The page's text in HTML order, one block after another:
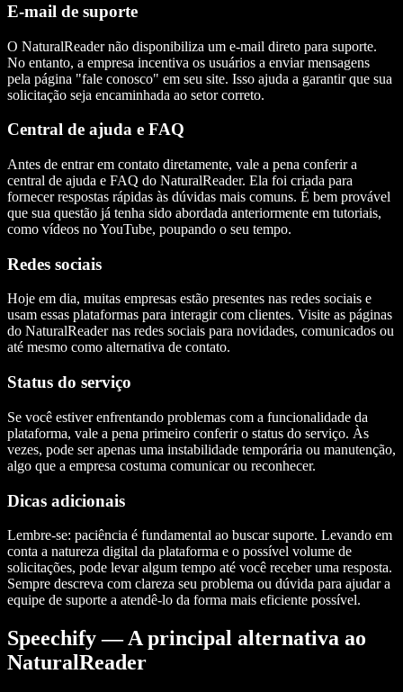
E-mail de suporte
O NaturalReader não disponibiliza um e-mail direto para suporte.
No entanto, a empresa incentiva os usuários a enviar mensagens
pela página "fale conosco" em seu site. Isso ajuda a garantir que sua
solicitação seja encaminhada ao setor correto.
Central de ajuda e FAQ
Antes de entrar em contato diretamente, vale a pena conferir a
central de ajuda e FAQ do NaturalReader. Ela foi criada para
fornecer respostas rápidas às dúvidas mais comuns. É bem provável
que sua questão já tenha sido abordada anteriormente em tutoriais,
como vídeos no YouTube, poupando o seu tempo.
Redes sociais
Hoje em dia, muitas empresas estão presentes nas redes sociais e
usam essas plataformas para interagir com clientes. Visite as páginas
do NaturalReader nas redes sociais para novidades, comunicados ou
até mesmo como alternativa de contato.
Status do serviço
Se você estiver enfrentando problemas com a funcionalidade da
plataforma, vale a pena primeiro conferir o status do serviço. Às
vezes, pode ser apenas uma instabilidade temporária ou manutenção,
algo que a empresa costuma comunicar ou reconhecer.
Dicas adicionais
Lembre-se: paciência é fundamental ao buscar suporte. Levando em
conta a natureza digital da plataforma e o possível volume de
solicitações, pode levar algum tempo até você receber uma resposta.
Sempre descreva com clareza seu problema ou dúvida para ajudar a
equipe de suporte a atendê-lo da forma mais eficiente possível.
Speechify — A principal alternativa ao
NaturalReader